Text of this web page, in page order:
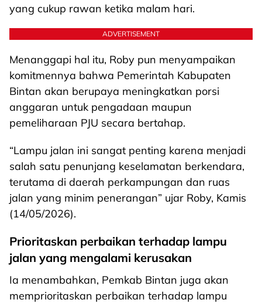
yang cukup rawan ketika malam hari.
ADVERTISEMENT
Menanggapi hal itu, Roby pun menyampaikan
komitmennya bahwa Pemerintah Kabupaten
Bintan akan berupaya meningkatkan porsi
anggaran untuk pengadaan maupun
pemeliharaan PJU secara bertahap.
“Lampu jalan ini sangat penting karena menjadi
salah satu penunjang keselamatan berkendara,
terutama di daerah perkampungan dan ruas
jalan yang minim penerangan” ujar Roby, Kamis
(14/05/2026).
Prioritaskan perbaikan terhadap lampu
jalan yang mengalami kerusakan
Ia menambahkan, Pemkab Bintan juga akan
memprioritaskan perbaikan terhadap lampu